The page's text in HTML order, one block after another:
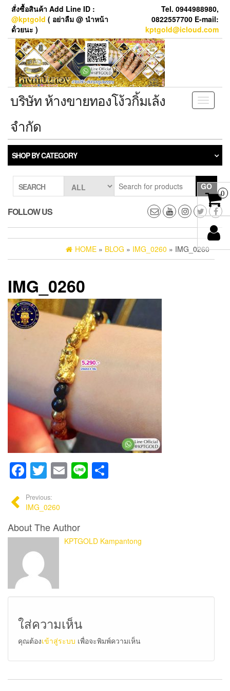
Skip
content
สั่งซื้อสินค้า Add Line ID :
@kptgold ( อย่าลืม @ นำหน้า
ด้่วยนะ )
Tel. 0944988980,
0822557700 E-mail:
kptgold@icloud.com
Toggle
บริษัท ห้างขายทองโง้วกิ้มเล้ง
จำกัด
SHOP BY CATEGORY
SEARCH GO
FOLLOW US
HOME » BLOG » IMG_0260 » IMG_0260
IMG_0260
Facebook
Twitter
Email
Line
Previous:
IMG_0260
About The Author
KPTGOLD Kampantong
ใส่ความเห็น
คุณต้องเข้าสู่ระบบ เพื่อจะพิมพ์ความเห็น
0